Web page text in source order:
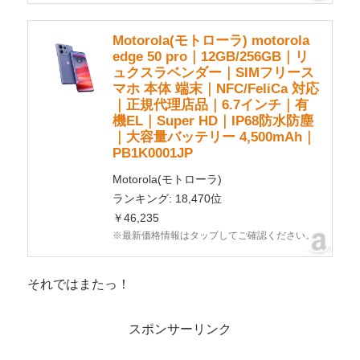
Motorola(モトローラ) motorola
edge 50 pro｜12GB/256GB｜リ
ュクスラベンダー｜SIMフリース
マホ 本体 端末｜NFC/FeliCa 対応
｜正規代理店品｜6.7インチ｜有
機EL｜Super HD｜IP68防水防塵
｜大容量バッテリー 4,500mAh｜
PB1K0001JP
Motorola(モトローラ)
ランキング: 18,470位
￥46,235
※最新価格情報はタップしてご確認ください。
それではまたっ！
スポンサーリンク